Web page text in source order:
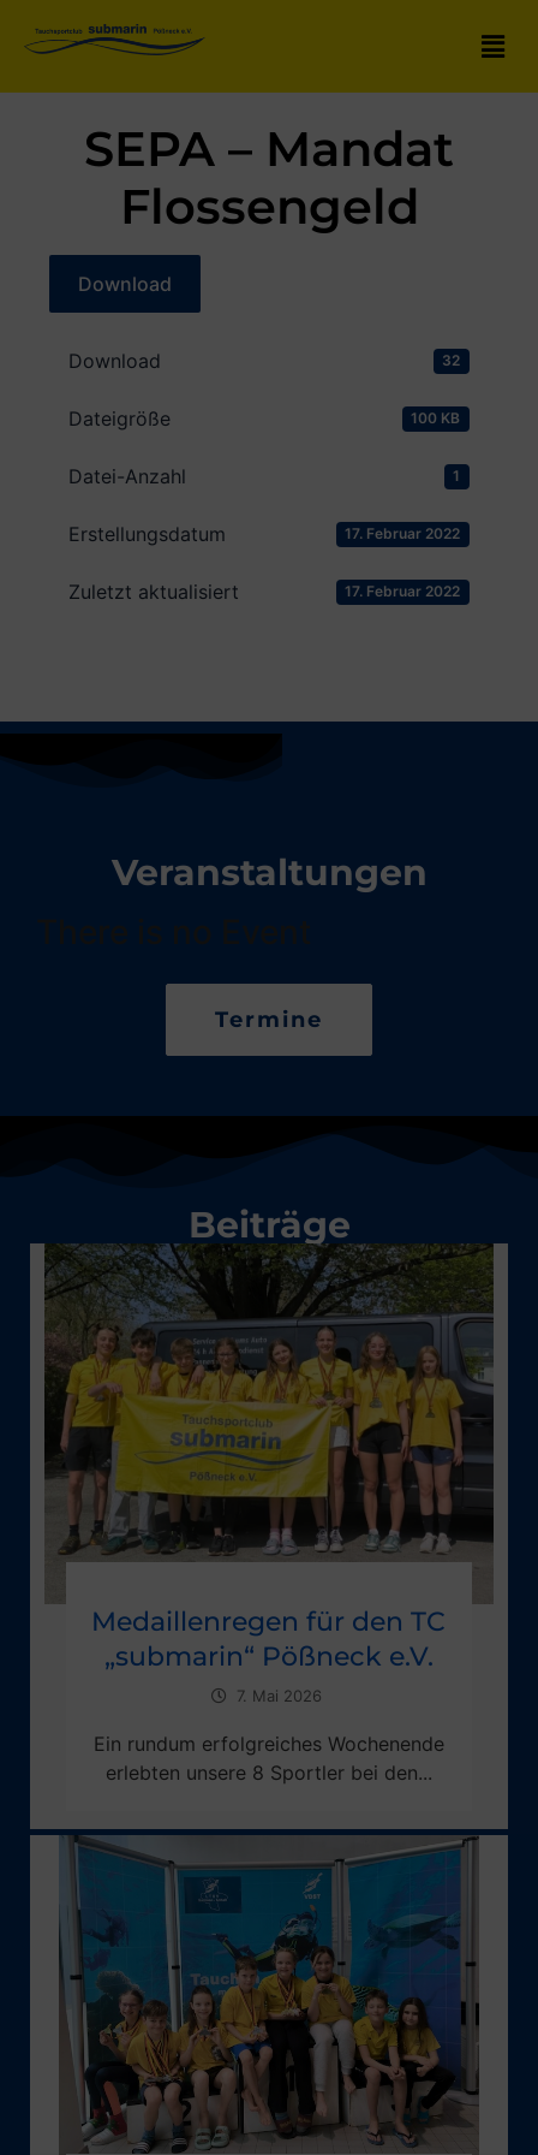
SEPA – Mandat
Flossengeld
Download
Download 32
Dateigröße 100 KB
Datei-Anzahl 1
Erstellungsdatum 17. Februar 2022
Zuletzt aktualisiert 17. Februar 2022
Veranstaltungen
Termine
Beiträge
Medaillenregen für den TC
„submarin“ Pößneck e.V.
7. Mai 2026
Ein rundum erfolgreiches Wochenende
erlebten unsere 8 Sportler bei den...